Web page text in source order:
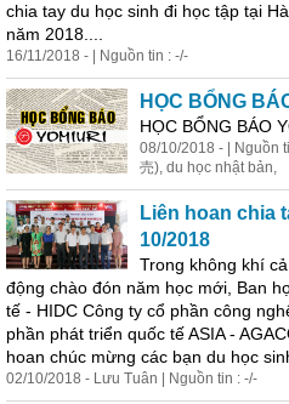
chia tay du học sinh đi học tập tại
năm 2018....
16/11/2018 - | Nguồn tin : -/-
HỌC BỔNG
HỌC BỔNG BÁO
08/10/2018 - | Nguồn
売), du học nhật bản,
Liên hoan chia
10/2018
Trong không khí
động chào đón năm học mới, Ban
tế - HIDC Công ty cổ phần công
phần phát triển quốc tế ASIA -
hoan chúc mừng các bạn du học
02/10/2018 - Lưu Tuân | Nguồn tin : -/-